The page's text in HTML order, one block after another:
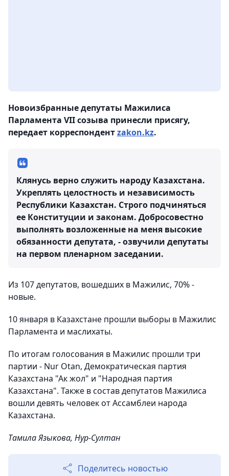
Новоизбранные депутаты Мажилиса
Парламента VII созыва принесли присягу,
передает корреспондентzakon.kz.
Клянусь верно служить народу Казахстана.
Укреплять целостность и независимость
Республики Казахстан. Строго подчиняться
ее Конституции и законам. Добросовестно
выполнять возложенные на меня высокие
обязанности депутата, - озвучили депутаты
на первом пленарном заседании.
Из 107 депутатов, вошедших в Мажилис, 70% -
новые.
10 января в Казахстане прошли выборы в Мажилис
Парламента и маслихаты.
По итогам голосования в Мажилис прошли три
партии - Nur Otan, Демократическая партия
Казахстана "Ак жол" и "Народная партия
Казахстана". Также в состав депутатов Мажилиса
вошли девять человек от Ассамблеи народа
Казахстана.
Тамила Языкова, Нур-Султан
Поделитесь новостью